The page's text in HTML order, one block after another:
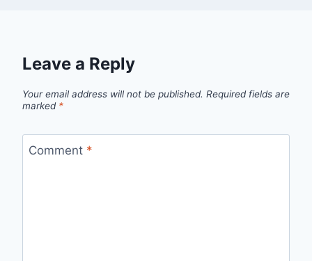
Leave a Reply
Your email address will not be published. Required fields are
marked *
Comment *